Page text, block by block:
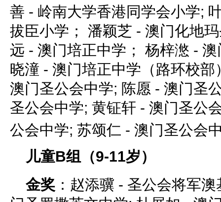
善 - 岭南大学香港同学会小学;
拔臣小学； 潘颖芝 - 澳门化地
远 - 澳门培正中学； 杨梓滺 -
晓潼 - 澳门培正中学（路环校
澳门圣公会中学; 陈愿 - 澳门圣
圣公会中学; 黄钲轩 - 澳门圣公
公会中学; 苏颂仁 - 澳门圣公会
儿童B组（9-11岁）
金奖 ：赵添骥 - 圣公会将军